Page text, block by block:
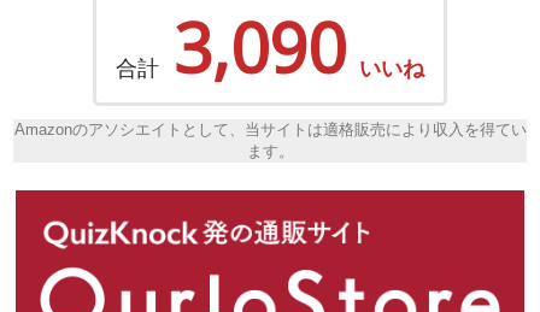
合計 3,090 いいね
Amazonのアソシエイトとして、当サイトは適格販売により収入を得てい
ます。